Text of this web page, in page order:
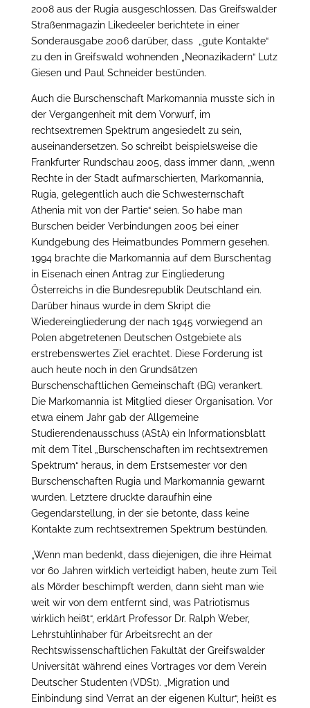
2008 aus der Rugia ausgeschlossen. Das Greifswalder
Straßenmagazin Likedeeler berichtete in einer
Sonderausgabe 2006 darüber, dass „gute Kontakte“
zu den in Greifswald wohnenden „Neonazikadern“ Lutz
Giesen und Paul Schneider bestünden.
Auch die Burschenschaft Markomannia musste sich in
der Vergangenheit mit dem Vorwurf, im
rechtsextremen Spektrum angesiedelt zu sein,
auseinandersetzen. So schreibt beispielsweise die
Frankfurter Rundschau 2005, dass immer dann, „wenn
Rechte in der Stadt aufmarschierten, Markomannia,
Rugia, gelegentlich auch die Schwesternschaft
Athenia mit von der Partie“ seien. So habe man
Burschen beider Verbindungen 2005 bei einer
Kundgebung des Heimatbundes Pommern gesehen.
1994 brachte die Markomannia auf dem Burschentag
in Eisenach einen Antrag zur Eingliederung
Österreichs in die Bundesrepublik Deutschland ein.
Darüber hinaus wurde in dem Skript die
Wiedereingliederung der nach 1945 vorwiegend an
Polen abgetretenen Deutschen Ostgebiete als
erstrebenswertes Ziel erachtet. Diese Forderung ist
auch heute noch in den Grundsätzen
Burschenschaftlichen Gemeinschaft (BG) verankert.
Die Markomannia ist Mitglied dieser Organisation. Vor
etwa einem Jahr gab der Allgemeine
Studierendenausschuss (AStA) ein Informationsblatt
mit dem Titel „Burschenschaften im rechtsextremen
Spektrum“ heraus, in dem Erstsemester vor den
Burschenschaften Rugia und Markomannia gewarnt
wurden. Letztere druckte daraufhin eine
Gegendarstellung, in der sie betonte, dass keine
Kontakte zum rechtsextremen Spektrum bestünden.
„Wenn man bedenkt, dass diejenigen, die ihre Heimat
vor 60 Jahren wirklich verteidigt haben, heute zum Teil
als Mörder beschimpft werden, dann sieht man wie
weit wir von dem entfernt sind, was Patriotismus
wirklich heißt“, erklärt Professor Dr. Ralph Weber,
Lehrstuhlinhaber für Arbeitsrecht an der
Rechtswissenschaftlichen Fakultät der Greifswalder
Universität während eines Vortrages vor dem Verein
Deutscher Studenten (VDSt). „Migration und
Einbindung sind Verrat an der eigenen Kultur“, heißt es